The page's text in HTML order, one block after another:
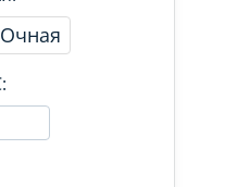
Очная